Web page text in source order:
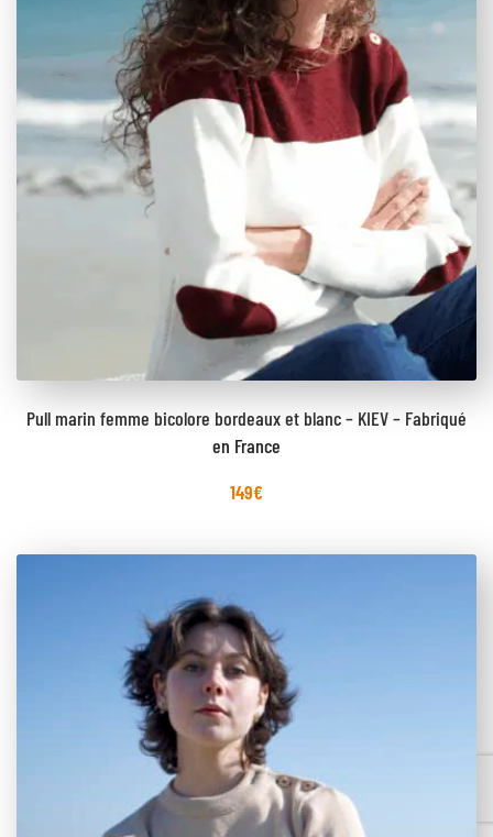
Pull marin femme bicolore bordeaux et blanc – KIEV – Fabriqué
en France
149€